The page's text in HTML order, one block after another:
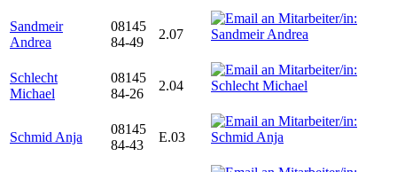
Sandmeir
Andrea
08145
84-49
2.07
Schlecht
Michael
08145
84-26
2.04
Schmid Anja
08145
84-43
E.03